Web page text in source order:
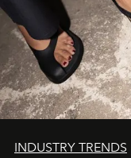
INDUSTRY TRENDS